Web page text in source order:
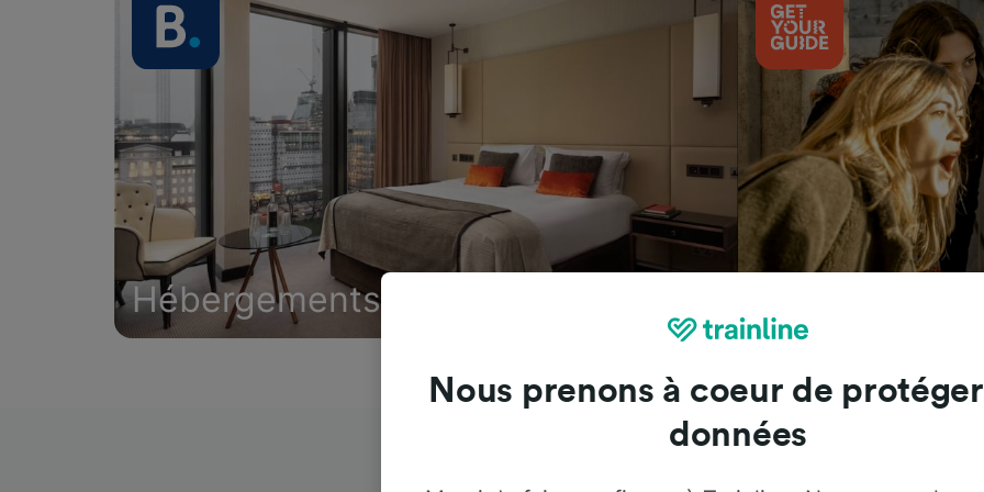
Hébergements
Trainline : l'avis de nos clients
Nous prenons à coeur de
données